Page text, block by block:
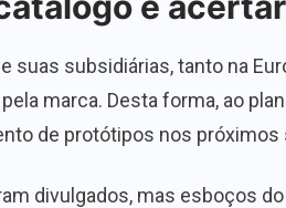
subsidiárias, tanto na
marca. Desta forma, ao
de protótipos nos
divulgados, mas esboços